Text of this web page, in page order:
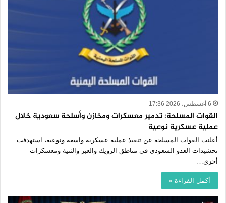
6 أغسطس، 2026 17:36
القوات المسلحة: تدمير معسكرات ومخازن وأسلحة سعودية خلال
عملية عسكرية نوعية
أعلنت القوات المسلحة عن تنفيذ عملية عسكرية واسعة ونوعية، استهدفت
تحشيدات العدو السعودي في مناطق الرويك والعبر والثنية ومعسكرات
أخرى…
أكمل القراءة »